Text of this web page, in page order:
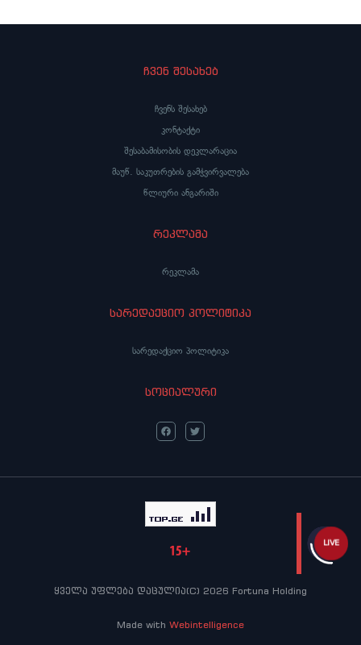
LIVE
ჩვენ შესახებ
ჩვენს შესახებ
კონტაქტი
შესაბამისობის დეკლარაცია
მაუწ. საკუთრების გამჭვირვალება
წლიური ანგარიში
რეკლამა
რეკლამა
სარედაქციო პოლიტიკა
სარედაქციო პოლიტიკა
სოციალური
ყველა უფლება დაცულია(C) 2026 Fortuna Holding
Made with Webintelligence